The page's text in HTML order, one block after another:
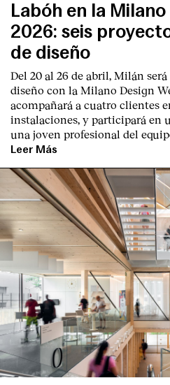
Labóh en la
2026: seis
de diseño
Del 20 al 26 de abril, Milán
diseño con la Milano Design
acompañará a cuatro clientes
instalaciones, y participará en
una joven profesional del
Leer Más